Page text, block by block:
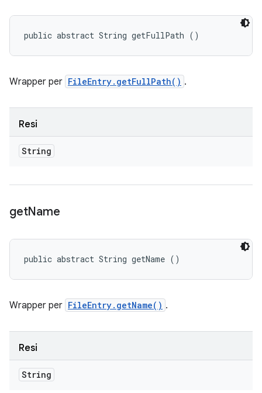
public abstract String getFullPath ()
Wrapper per FileEntry.getFullPath() .
Resi
String
getName
public abstract String getName ()
Wrapper per FileEntry.getName() .
Resi
String